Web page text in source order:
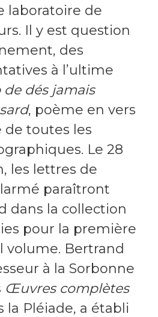
laboratoire de
Il y est question
des
à l’ultime
de dés jamais
, poème en vers
de toutes les
Le 28
les lettres de
paraîtront
dans la collection
pour la première
volume. Bertrand
à la Sorbonne
Œuvres complètes
la Pléiade, a établi